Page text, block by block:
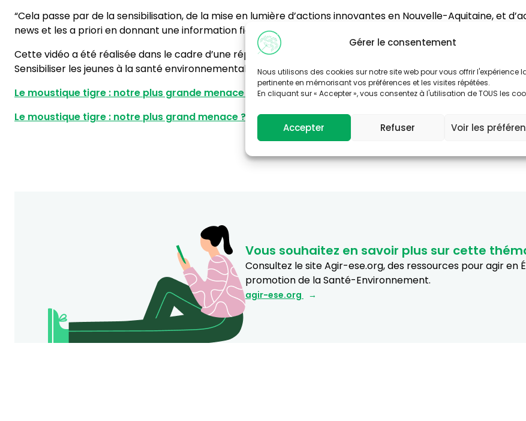
Gérer le consentement
Nous utilisons des cookies sur notre site web pour vous offrir l'expérience
pertinente en mémorisant vos préférences et les visites répétées.
En cliquant sur « Accepter », vous consentez à l'utilisation de TOUS les
Accepter Refuser Voir les
“Cela passe par de la sensibilisation, de la mise en lumière d’actions innovantes en Nouvelle-Aquitaine, et
news et les a priori en donnant une information fiable de manière ludique et accessible à tous”, souligne le
Cette vidéo a été réalisée dans le cadre d’une réponse à l’appel à projet Santé-Environnement de la Région
Sensibiliser les jeunes à la santé environnementale lors d’événements existants qui leur sont destinés.
Le moustique tigre : notre plus grande menace ?
Le moustique tigre : notre plus grand menace ? (version courte, 59’’)
Vous souhaitez en savoir plus sur cette
Consultez le site Agir-ese.org, des ressources pour agir en
promotion de la Santé-Environnement.
agir-ese.org